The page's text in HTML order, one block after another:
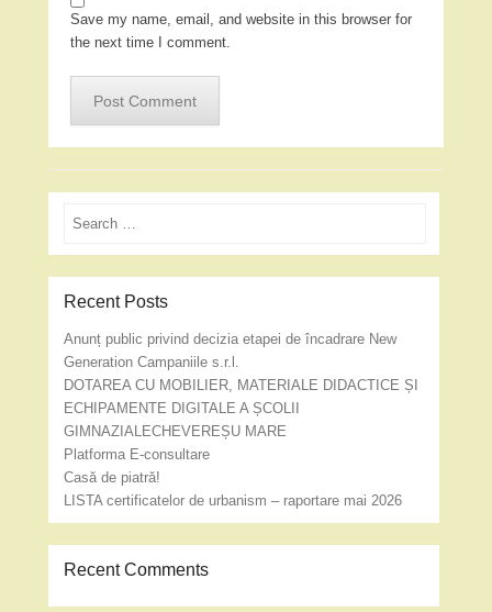
Save my name, email, and website in this browser for
the next time I comment.
Search
Recent Posts
Anunț public privind decizia etapei de încadrare New
Generation Campaniile s.r.l.
DOTAREA CU MOBILIER, MATERIALE DIDACTICE ȘI
ECHIPAMENTE DIGITALE A ȘCOLII
GIMNAZIALECHEVEREȘU MARE
Platforma E-consultare
Casă de piatră!
LISTA certificatelor de urbanism – raportare mai 2026
Recent Comments